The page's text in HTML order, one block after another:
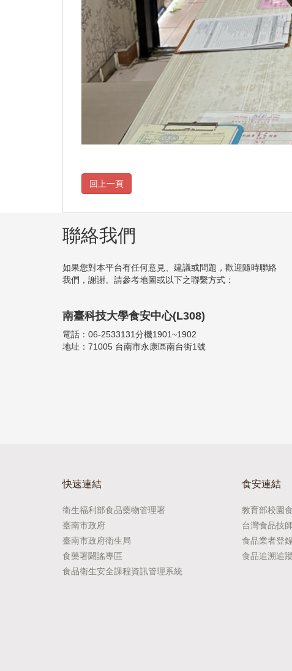
聯絡我們
如果您對本平台有任何意見、建議或問題，歡迎隨時聯絡
我們，謝謝。請參考地圖或以下之聯繫方式：
南臺科技大學食安中心(L308)
電話：06-2533131分機1901~1902
地址：71005 台南市永康區南台街1號
快速連結
衛生福利部食品藥物管理署
臺南市政府
臺南市政府衛生局
食藥署闢謠專區
食品衛生安全課程資訊管理系統
食安連結
教育部校園
台灣食品技
食品業者登
食品追溯追